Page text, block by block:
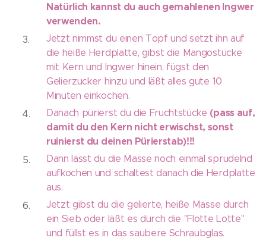
Natürlich kannst du auch gemahlenen Ingwer
verwenden.
Jetzt nimmst du einen Topf und setzt ihn auf
die heiße Herdplatte, gibst die Mangostücke
mit Kern und Ingwer hinein, fügst den
Gelierzucker hinzu und läßt alles gute 10
Minuten einkochen.
Danach pürierst du die Fruchtstücke (pass auf,
damit du den Kern nicht erwischst, sonst
ruinierst du deinen Pürierstab)!!!
Dann lässt du die Masse noch einmal sprudelnd
aufkochen und schaltest danach die Herdplatte
aus.
Jetzt gibst du die gelierte, heiße Masse durch
ein Sieb oder läßt es durch die "Flotte Lotte"
und füllst es in das saubere Schraubglas.